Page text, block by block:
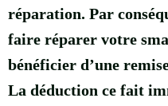
réparation. Par
faire réparer votre
bénéficier d’une
La déduction ce fait